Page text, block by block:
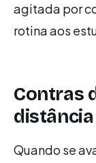
agitada por
rotina aos
Contras
distância
Quando se